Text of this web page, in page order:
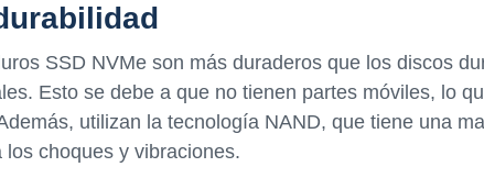
SSD NVMe son más duraderos que los discos
Esto se debe a que no tienen partes móviles, lo
utilizan la tecnología NAND, que tiene una
los choques y vibraciones.